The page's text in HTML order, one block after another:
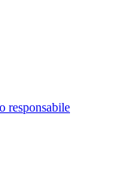
responsabile